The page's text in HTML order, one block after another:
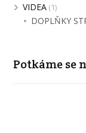
VIDEA (1)
DOPLŇKY
Potkáme se